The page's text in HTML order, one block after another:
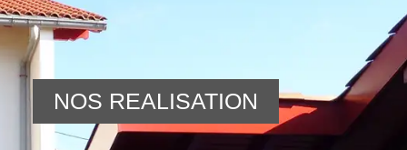
NOS REALISATION